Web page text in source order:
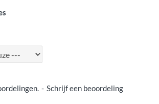
- Schrijf een beoordeling